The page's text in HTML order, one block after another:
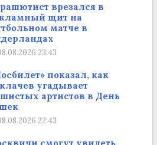
врезался в
щит на
матче в
23:43
показал, как
угадывает
артистов в День
22:43
смогут увидеть